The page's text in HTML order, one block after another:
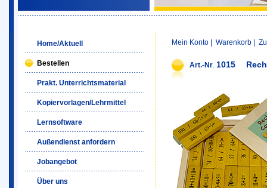
Home/Aktuell
Bestellen
Prakt. Unterrichtsmaterial
Kopiervorlagen/Lehrmittel
Lernsoftware
Außendienst anfordern
Jobangebot
Über uns
Mein Konto Warenkorb
Art.-Nr. 1015